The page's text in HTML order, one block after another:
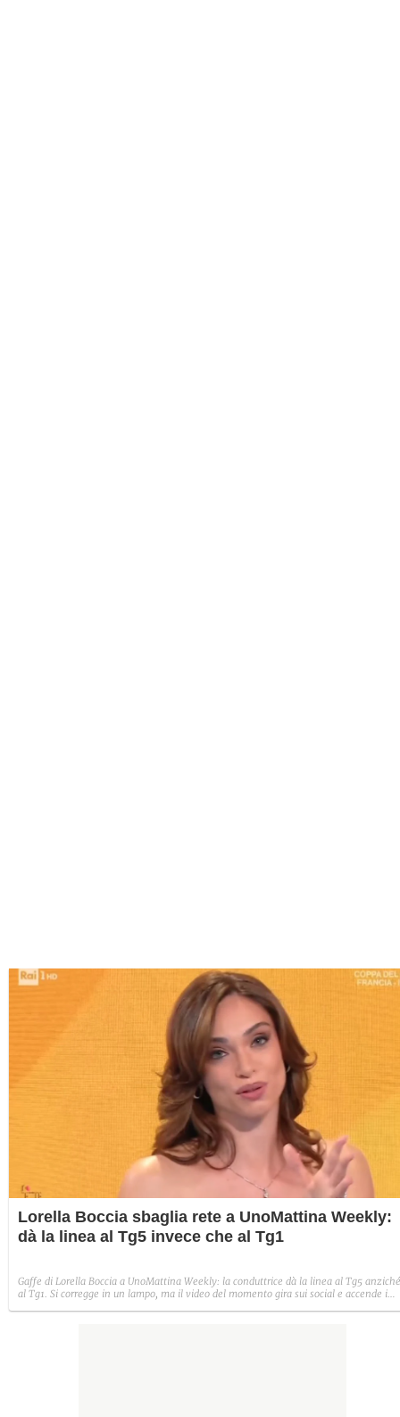
Lorella Boccia sbaglia rete a UnoMattina Weekly:
dà la linea al Tg5 invece che al Tg1
Gaffe di Lorella Boccia a UnoMattina Weekly: la conduttrice dà la linea al Tg5 anziché
al Tg1. Si corregge in un lampo, ma il video del momento gira sui social e accende i